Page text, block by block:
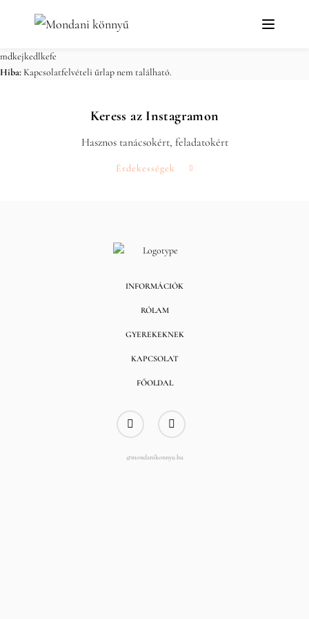
mdkejkedlkefe
Hiba: Kapcsolatfelvételi űrlap nem található.
Keress az Instagramon
Hasznos tanácsokért, feladatokért
Érdekességek
INFORMÁCIÓK
RÓLAM
GYEREKEKNEK
KAPCSOLAT
FŐOLDAL
@mondanikonnyu.hu